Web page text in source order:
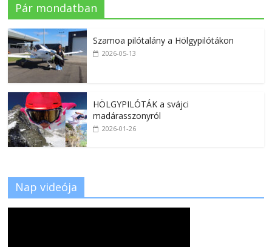
Pár mondatban
Szamoa pilótalány a Hölgypilótákon
2026-05-13
HÖLGYPILÓTÁK a svájci
madárasszonyról
2026-01-26
Nap videója